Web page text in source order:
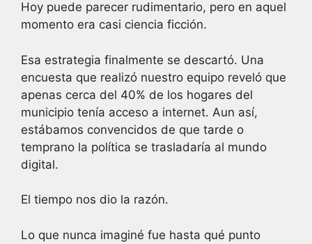
Hoy puede parecer rudimentario, pero en aquel
momento era casi ciencia ficción.
Esa estrategia finalmente se descartó. Una
encuesta que realizó nuestro equipo reveló que
apenas cerca del 40% de los hogares del
municipio tenía acceso a internet. Aun así,
estábamos convencidos de que tarde o
temprano la política se trasladaría al mundo
digital.
El tiempo nos dio la razón.
Lo que nunca imaginé fue hasta qué punto